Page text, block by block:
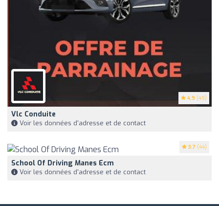
4.9 (49)
Vlc Conduite
Voir les données d'adresse et de contact
3.7 (44)
School Of Driving Manes Ecm
Voir les données d'adresse et de contact